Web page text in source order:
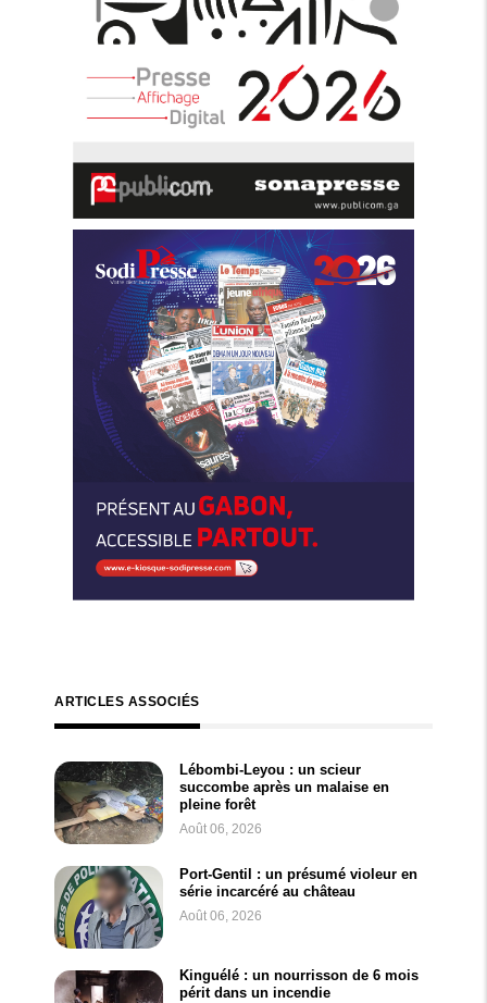
ARTICLES ASSOCIÉS
Lébombi-Leyou : un scieur
succombe après un malaise en
pleine forêt
Août 06, 2026
Port-Gentil : un présumé violeur en
série incarcéré au château
Août 06, 2026
Kinguélé : un nourrisson de 6 mois
périt dans un incendie